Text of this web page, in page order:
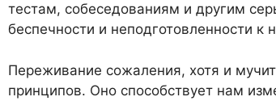
тестам, собеседованиям и другим
беспечности и неподготовленности
Переживание сожаления, хотя и
принципов. Оно способствует нам